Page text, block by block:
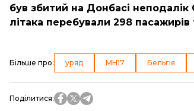
був збитий на Донбасі
літака перебували 298 пасажирів
Більше про: уряд МН17 Бельгія
Поділитися: